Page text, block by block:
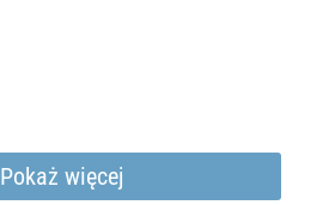
Pokaż więcej